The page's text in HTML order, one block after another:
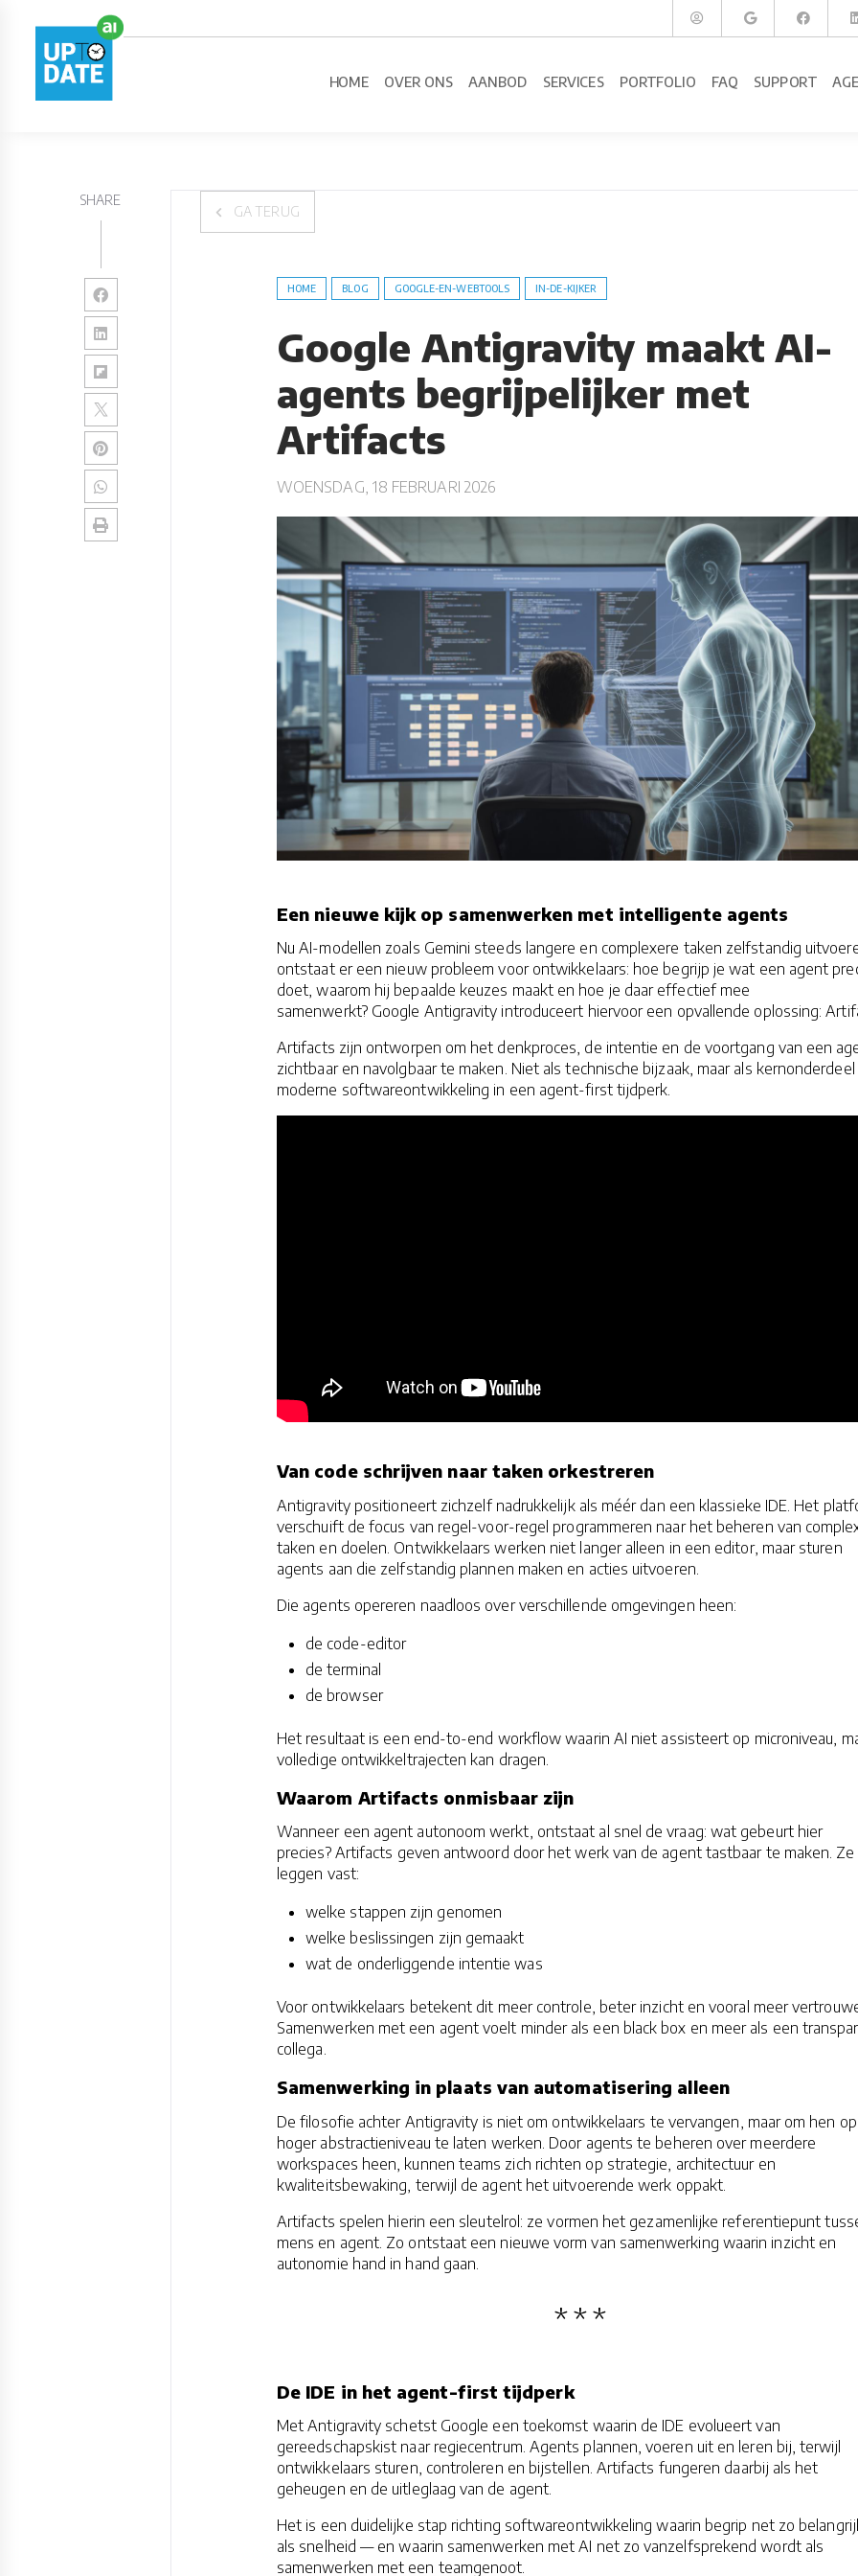
HOME OVER ONS AANBOD SERVICES PORTFOLIO FAQ SUPPORT
SHARE
GA TERUG
HOME BLOG GOOGLE-EN-WEBTOOLS IN-DE-KIJKER
Google Antigravity maakt AI-
agents begrijpelijker met
Artifacts
WOENSDAG, 18 FEBRUARI 2026
Een nieuwe kijk op samenwerken met intelligente agents
Nu AI-modellen zoals Gemini steeds langere en complexere taken zelfstandig
ontstaat er een nieuw probleem voor ontwikkelaars: hoe begrijp je wat een agent
doet, waarom hij bepaalde keuzes maakt en hoe je daar effectief mee
samenwerkt? Google Antigravity introduceert hiervoor een opvallende oplossing:
Artifacts zijn ontworpen om het denkproces, de intentie en de voortgang van een
zichtbaar en navolgbaar te maken. Niet als technische bijzaak, maar als kernonderdeel
moderne softwareontwikkeling in een agent-first tijdperk.
Van code schrijven naar taken orkestreren
Antigravity positioneert zichzelf nadrukkelijk als méér dan een klassieke IDE. Het
verschuift de focus van regel-voor-regel programmeren naar het beheren van
taken en doelen. Ontwikkelaars werken niet langer alleen in een editor, maar sturen
agents aan die zelfstandig plannen maken en acties uitvoeren.
Die agents opereren naadloos over verschillende omgevingen heen:
de code-editor
de terminal
de browser
Het resultaat is een end-to-end workflow waarin AI niet assisteert op microniveau,
volledige ontwikkeltrajecten kan dragen.
Waarom Artifacts onmisbaar zijn
Wanneer een agent autonoom werkt, ontstaat al snel de vraag: wat gebeurt hier
precies? Artifacts geven antwoord door het werk van de agent tastbaar te maken. Ze
leggen vast:
welke stappen zijn genomen
welke beslissingen zijn gemaakt
wat de onderliggende intentie was
Voor ontwikkelaars betekent dit meer controle, beter inzicht en vooral meer
Samenwerken met een agent voelt minder als een black box en meer als een
collega.
Samenwerking in plaats van automatisering alleen
De filosofie achter Antigravity is niet om ontwikkelaars te vervangen, maar om hen
hoger abstractieniveau te laten werken. Door agents te beheren over meerdere
workspaces heen, kunnen teams zich richten op strategie, architectuur en
kwaliteitsbewaking, terwijl de agent het uitvoerende werk oppakt.
Artifacts spelen hierin een sleutelrol: ze vormen het gezamenlijke referentiepunt
mens en agent. Zo ontstaat een nieuwe vorm van samenwerking waarin inzicht en
autonomie hand in hand gaan.
De IDE in het agent-first tijdperk
Met Antigravity schetst Google een toekomst waarin de IDE evolueert van
gereedschapskist naar regiecentrum. Agents plannen, voeren uit en leren bij, terwijl
ontwikkelaars sturen, controleren en bijstellen. Artifacts fungeren daarbij als het
geheugen en de uitleglaag van de agent.
Het is een duidelijke stap richting softwareontwikkeling waarin begrip net zo
als snelheid — en waarin samenwerken met AI net zo vanzelfsprekend wordt als
samenwerken met een teamgenoot.